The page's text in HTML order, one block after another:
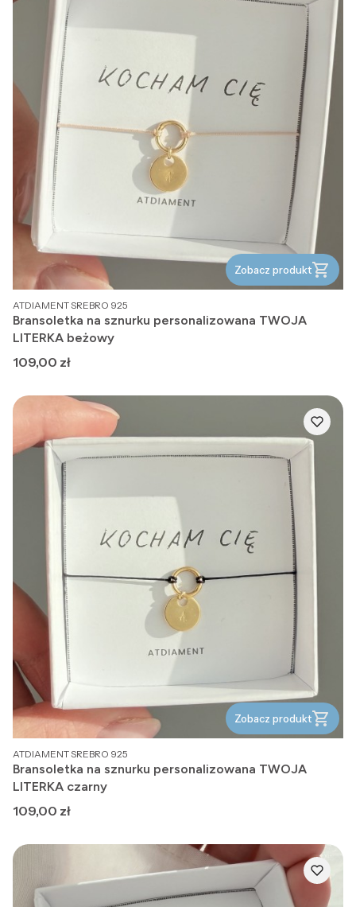
Zobacz produkt
PRODUCENT
ATDIAMENT SREBRO 925
Bransoletka na sznurku personalizowana TWOJA
LITERKA beżowy
Cena
109,00 zł
Zobacz produkt
PRODUCENT
ATDIAMENT SREBRO 925
Bransoletka na sznurku personalizowana TWOJA
LITERKA czarny
Cena
109,00 zł